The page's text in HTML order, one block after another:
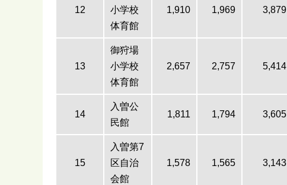
12
小学校
体育館
1,910 1,969 3,879
13
御狩場
小学校
体育館
2,657 2,757 5,414
14
入曽公
民館
1,811 1,794 3,605
15
入曽第7
区自治
会館
1,578 1,565 3,143